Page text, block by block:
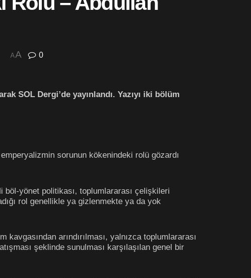
AA 0
SOL Dergi’de yayınlandı. Yazıyı iki bölüm
sorunun kökenindeki rolü gözardı
böl-yönet politikası, toplumlararası çelişkileri
rol genellikle ya gizlenmekte ya da yok
arındırılması, yalnızca toplumlararası
şeklinde sunulması karşılaşılan genel bir